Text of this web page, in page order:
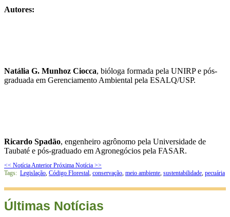
Autores:
Natália G. Munhoz Ciocca, bióloga formada pela UNIRP e pós-
graduada em Gerenciamento Ambiental pela ESALQ/USP.
Ricardo Spadão, engenheiro agrônomo pela Universidade de
Taubaté e pós-graduado em Agronegócios pela FASAR.
<< Notícia Anterior Próxima Notícia >>
Tags: Legislação, Código Florestal, conservação, meio ambiente, sustentabilidade, pecuária
Últimas Notícias